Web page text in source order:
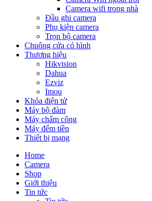
Camera wifi trong nhà
Đầu ghi camera
Phụ kiện camera
Trọn bộ camera
Chuông cửa có hình
Thương hiệu
Hikvision
Dahua
Ezviz
Imou
Khóa điện tử
Máy bộ đàm
Máy chấm công
Máy đếm tiền
Thiết bị mạng
Home
Camera
Shop
Giới thiệu
Tin tức